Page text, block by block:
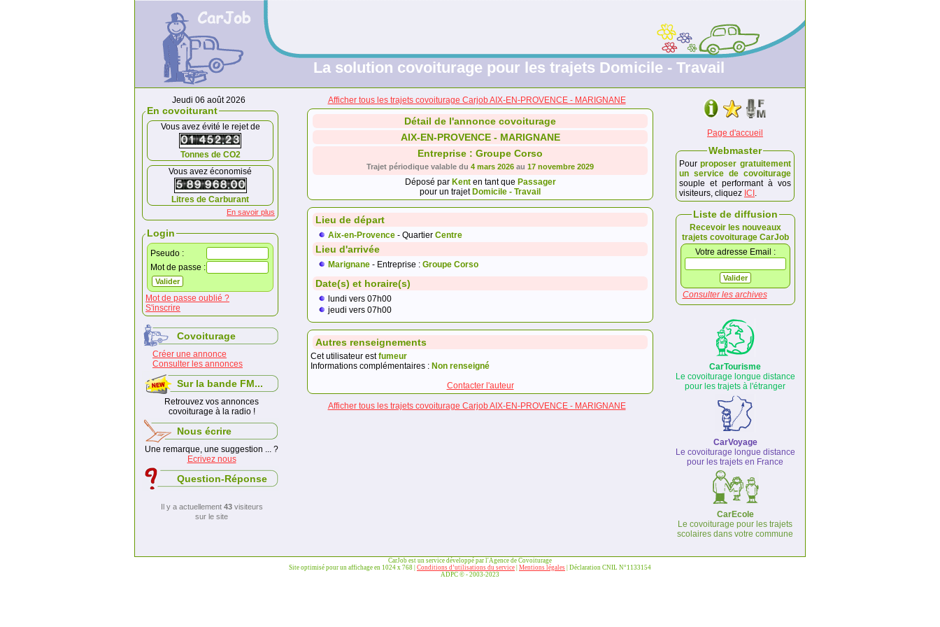
La solution covoiturage pour les trajets Domicile - Travail
Jeudi 06 août 2026
En covoiturant
Vous avez évité le rejet de
Tonnes de CO2
Vous avez économisé
Litres de Carburant
En savoir plus
Login
Pseudo :
Mot de passe :
Mot de passe oublié ?
S'inscrire
Covoiturage
Créer une annonce
Consulter les annonces
Sur la bande FM...
Retrouvez vos annonces
covoiturage à la radio !
Nous écrire
Une remarque, une suggestion ... ?
Ecrivez nous
Question-Réponse
Il y a actuellement 43visiteurs
sur le site
Afficher tous les trajets covoiturage Carjob AIX-EN-PROVENCE - MARIGNANE
Détail de l'annonce covoiturage
AIX-EN-PROVENCE - MARIGNANE
Entreprise : Groupe Corso
Trajet périodique valable du 4 mars 2026 au 17 novembre 2029
Déposé par Kenten tant que Passager
pour un trajet Domicile - Travail
Lieu de départ
Aix-en-Provence - Quartier Centre
Lieu d'arrivée
Marignane - Entreprise : Groupe Corso
Date(s) et horaire(s)
lundi vers 07h00
jeudi vers 07h00
Autres renseignements
Cet utilisateur estfumeur
Informations complémentaires : Non renseigné
Contacter l'auteur
Afficher tous les trajets covoiturage Carjob AIX-EN-PROVENCE - MARIGNANE
Page d'accueil
Webmaster
Pour proposer gratuitement
un service de covoiturage
souple et performant à vos
visiteurs, cliquez ICI .
Liste de diffusion
Recevoir les nouveaux
trajets covoiturage CarJob
Votre adresse Email :
Consulter les archives
CarTourisme
Le covoiturage longue distance
pour les trajets à l'étranger
CarVoyage
Le covoiturage longue distance
pour les trajets en France
CarEcole
Le covoiturage pour les trajets
scolaires dans votre commune
CarJob est un service développé par l'Agence de Covoiturage
Site optimisé pour un affichage en 1024 x 768 | Conditions d’utilisations du service Mentions légales | Déclaration CNIL N°1133154
ADPC © - 2003-2023